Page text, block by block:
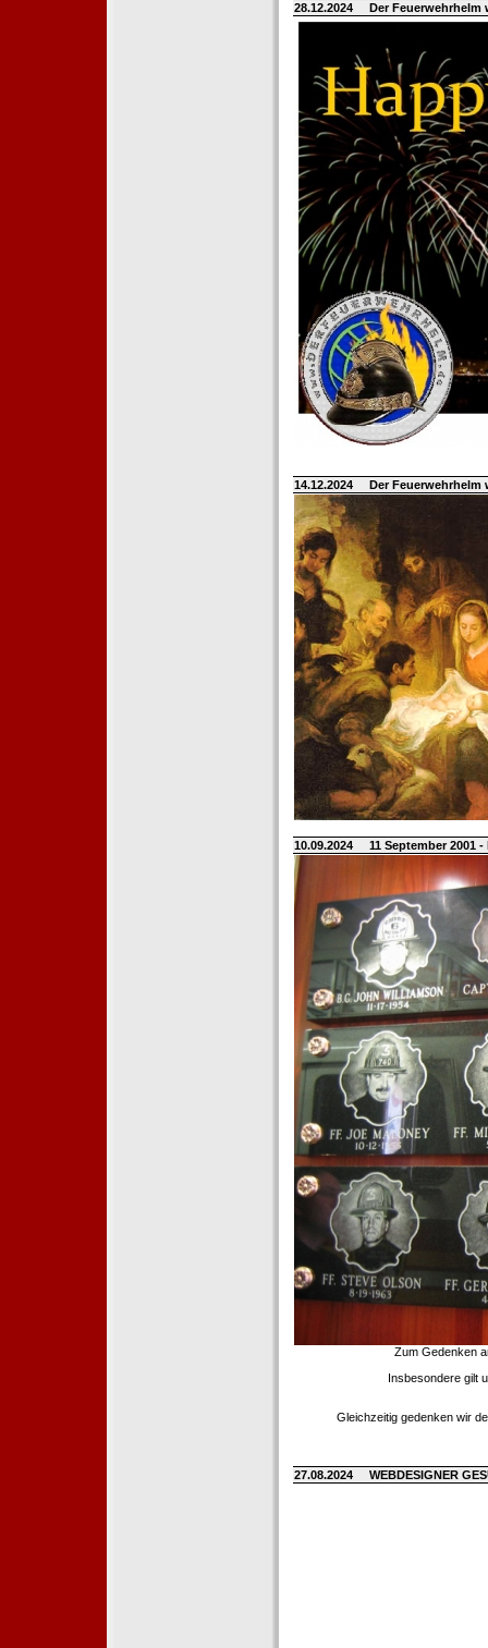
28.12.2024 Der
14.12.2024 Der
10.09.2024 11 September 2001
Zum Gedenken
Insbesondere gilt
Gleichzeitig gedenken wir
27.08.2024 WEBDESIGNER